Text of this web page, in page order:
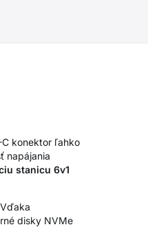
C konektor ľahko
napájania
stanicu 6v1
disky NVMe